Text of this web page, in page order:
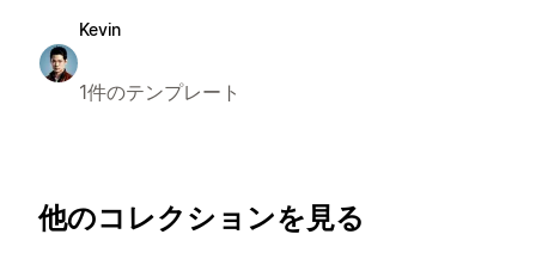
Kevin
1件のテンプレート
他のコレクションを見る